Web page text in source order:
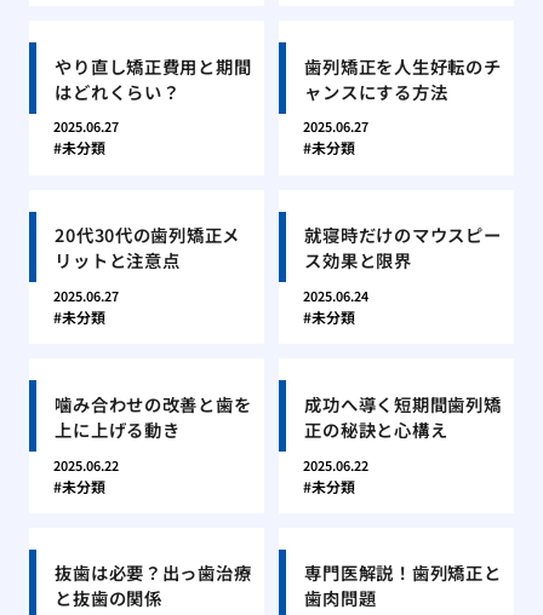
やり直し矯正費用と期間
はどれくらい？
2025.06.27
未分類
歯列矯正を人生好転のチ
ャンスにする方法
2025.06.27
未分類
20代30代の歯列矯正メ
リットと注意点
2025.06.27
未分類
就寝時だけのマウスピー
ス効果と限界
2025.06.24
未分類
噛み合わせの改善と歯を
上に上げる動き
2025.06.22
未分類
成功へ導く短期間歯列矯
正の秘訣と心構え
2025.06.22
未分類
抜歯は必要？出っ歯治療
と抜歯の関係
専門医解説！歯列矯正と
歯肉問題